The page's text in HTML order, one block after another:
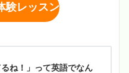
験レッスン
るね！」って英語でなん